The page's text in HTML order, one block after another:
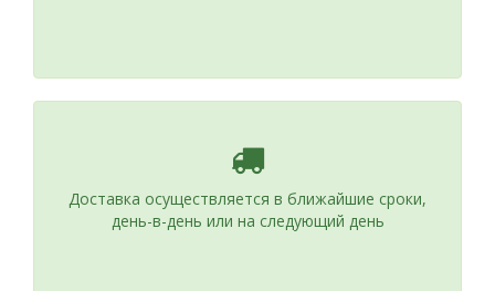
Доставка осуществляется в ближайшие сроки,
день-в-день или на следующий день